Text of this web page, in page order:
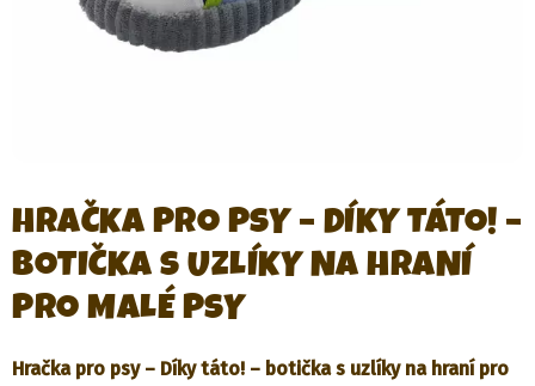
HRAČKA PRO PSY – DÍKY TÁTO! –
BOTIČKA S UZLÍKY NA HRANÍ
PRO MALÉ PSY
Hračka pro psy – Díky táto! – botička s uzlíky na hraní pro